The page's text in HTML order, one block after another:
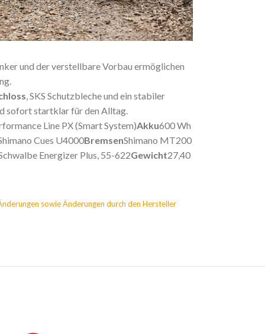
und der verstellbare Vorbau ermöglichen
, SKS Schutzbleche und ein stabiler
sofort startklar für den Alltag.
Line PX (Smart System)Akku600 Wh
Cues U4000BremsenShimano MT200
Energizer Plus, 55-622Gewicht27,40
sowie Änderungen durch den Hersteller